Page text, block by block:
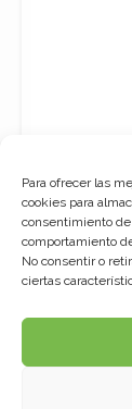
Para ofrecer las
cookies para
consentimiento
comportamiento
No consentir o
ciertas
You
This